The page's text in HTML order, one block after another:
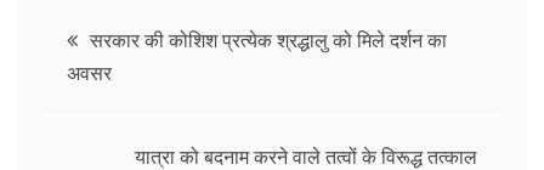
b
A
Post
navigation
सरकार की कोशिश प्रत्येक श्रद्धालु को मिले दर्शन का
अवसर
यात्रा को बदनाम करने वाले तत्वों के विरूद्ध तत्काल